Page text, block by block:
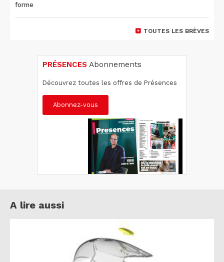
forme
TOUTES LES BRÈVES
PRÉSENCES Abonnements
Découvrez toutes les offres de Présences
Abonnez-vous
A lire aussi